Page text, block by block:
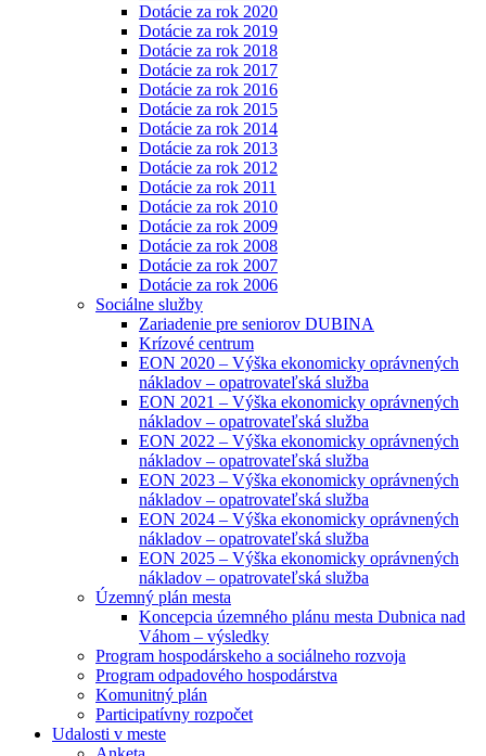
Dotácie za rok 2020
Dotácie za rok 2019
Dotácie za rok 2018
Dotácie za rok 2017
Dotácie za rok 2016
Dotácie za rok 2015
Dotácie za rok 2014
Dotácie za rok 2013
Dotácie za rok 2012
Dotácie za rok 2011
Dotácie za rok 2010
Dotácie za rok 2009
Dotácie za rok 2008
Dotácie za rok 2007
Dotácie za rok 2006
Sociálne služby
Zariadenie pre seniorov DUBINA
Krízové centrum
EON 2020 – Výška ekonomicky oprávnených
nákladov – opatrovateľská služba
EON 2021 – Výška ekonomicky oprávnených
nákladov – opatrovateľská služba
EON 2022 – Výška ekonomicky oprávnených
nákladov – opatrovateľská služba
EON 2023 – Výška ekonomicky oprávnených
nákladov – opatrovateľská služba
EON 2024 – Výška ekonomicky oprávnených
nákladov – opatrovateľská služba
EON 2025 – Výška ekonomicky oprávnených
nákladov – opatrovateľská služba
Územný plán mesta
Koncepcia územného plánu mesta Dubnica nad
Váhom – výsledky
Program hospodárskeho a sociálneho rozvoja
Program odpadového hospodárstva
Komunitný plán
Participatívny rozpočet
Udalosti v meste